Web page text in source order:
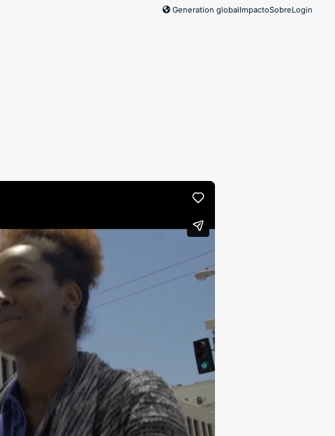
Generation globalImpactoSobreLogin